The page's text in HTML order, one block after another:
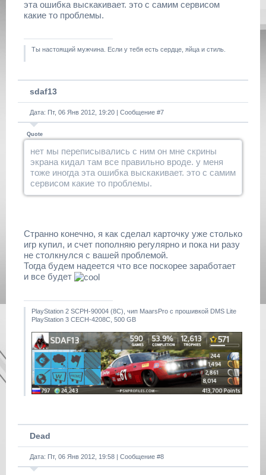
эта ошибка выскакивает. это с самим сервисом
какие то проблемы.
Ты настоящий мужчина. Если у тебя есть сердце, яйца и стиль.
sdaf13
Дата: Пт, 06 Янв 2012, 19:20 | Сообщение #7
Quote
нет мы переписывались с ним он мне скрины
экрана кидал там все правильно вроде. у меня
тоже иногда эта ошибка выскакивает. это с самим
сервисом какие то проблемы.
Странно конечно, я как сделал карточку уже столько
игр купил, и счет пополняю регулярно и пока ни разу
не столкнулся с вашей проблемой.
Тогда будем надеется что все поскорее заработает
и все будет
PlayStation 2 SCPH-90004 (8С), чип MaarsPro с прошивкой DMS Lite
PlayStation 3 CECH-4208C, 500 GB
Dead
Дата: Пт, 06 Янв 2012, 19:58 | Сообщение #8